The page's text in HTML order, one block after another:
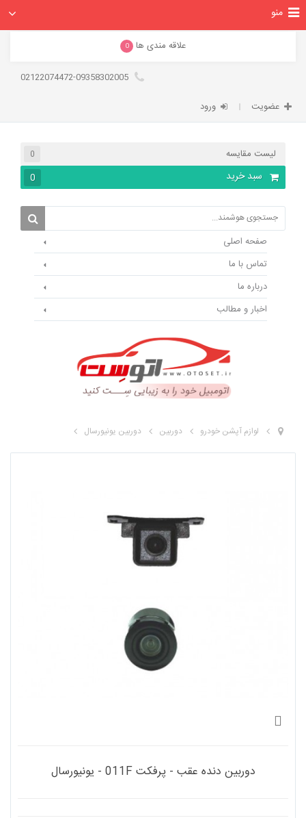
علاقه مندی ها 0
عضویت ورود
لیست مقایسه 0
سبد خرید 0
صفحه اصلی
تماس با ما
درباره ما
اخبار و مطالب
منو
لوازم آپشن خودرو دوربین
دوربین یونیورسال